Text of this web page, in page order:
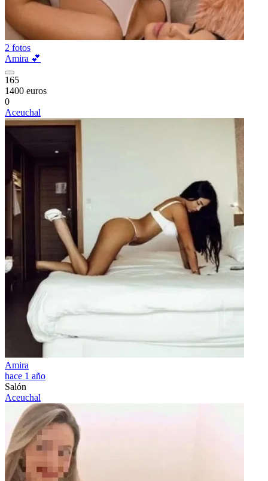
2 fotos
Amira 💕
165
1400 euros
0
Aceuchal
Amira
hace 1 año
Salón
Aceuchal